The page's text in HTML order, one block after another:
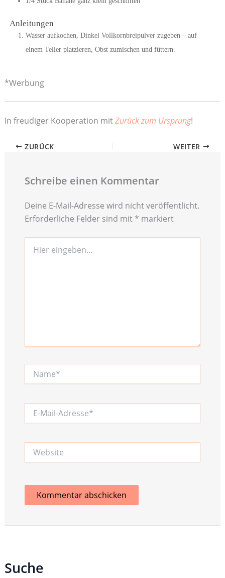
Anleitungen
Wasser aufkochen, Dinkel Vollkornbreipulver zugeben – auf
einem Teller platzieren, Obst zumischen und füttern.
*Werbung
In freudiger Kooperation mitZurück zum Ursprung!
ZURÜCK WEITER
Schreibe einen Kommentar
Deine E-Mail-Adresse wird nicht veröffentlicht.
Erforderliche Felder sind mit * markiert
eingeben…
Mail-
Website
Suche